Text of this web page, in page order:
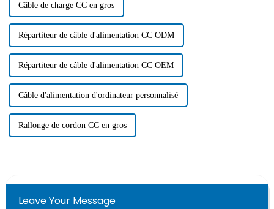
Câble de charge CC en gros
Répartiteur de câble d'alimentation CC ODM
Répartiteur de câble d'alimentation CC OEM
Câble d'alimentation d'ordinateur personnalisé
Rallonge de cordon CC en gros
Leave Your Message